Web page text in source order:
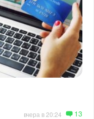
вчера в 20:24 13